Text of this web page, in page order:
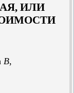
ИЛИ
В,